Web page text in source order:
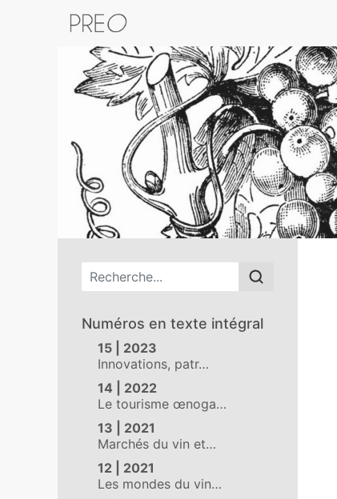
Menu principal
Numéros en texte intégral
15 | 2023
Innovations, patr…
14 | 2022
Le tourisme œnoga…
13 | 2021
Marchés du vin et…
12 | 2021
Les mondes du vin…